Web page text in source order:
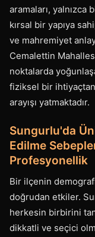
aramaları, yalnızca
kırsal bir yapıya
ve mahremiyet
Cemalettin
noktalarda
fiziksel bir
arayışı yatmaktadır.
Sungurlu'da
Edilme
Profesyonellik
Bir ilçenin
doğrudan etkiler.
herkesin birbirini
dikkatli ve seçici